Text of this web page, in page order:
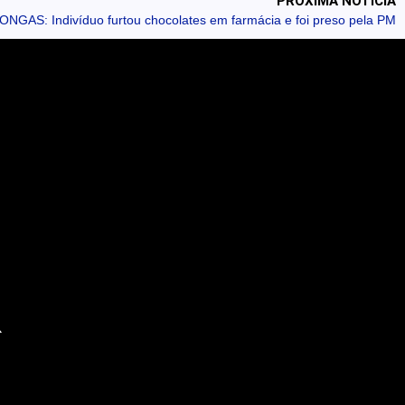
Indivíduo furtou chocolates em farmácia e foi preso pela PM